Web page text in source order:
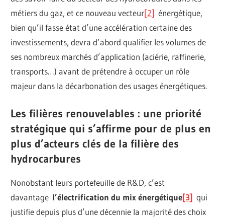
métiers du gaz, et ce nouveau vecteur[2] énergétique,
bien qu’il fasse état d’une accélération certaine des
investissements, devra d’abord qualifier les volumes de
ses nombreux marchés d’application (aciérie, raffinerie,
transports…) avant de prétendre à occuper un rôle
majeur dans la décarbonation des usages énergétiques.
Les filières renouvelables : une priorité
stratégique qui s’affirme pour de plus en
plus d’acteurs clés de la filière des
hydrocarbures
Nonobstant leurs portefeuille de R&D, c’est
davantage l’électrification du mix énergétique[3] qui
justifie depuis plus d’une décennie la majorité des choix